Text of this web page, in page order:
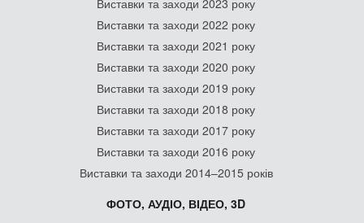
Виставки та заходи 2023 року
Виставки та заходи 2022 року
Виставки та заходи 2021 року
Виставки та заходи 2020 року
Виставки та заходи 2019 року
Виставки та заходи 2018 року
Виставки та заходи 2017 року
Виставки та заходи 2016 року
Виставки та заходи 2014–2015 років
ФОТО, АУДІО, ВІДЕО, 3D